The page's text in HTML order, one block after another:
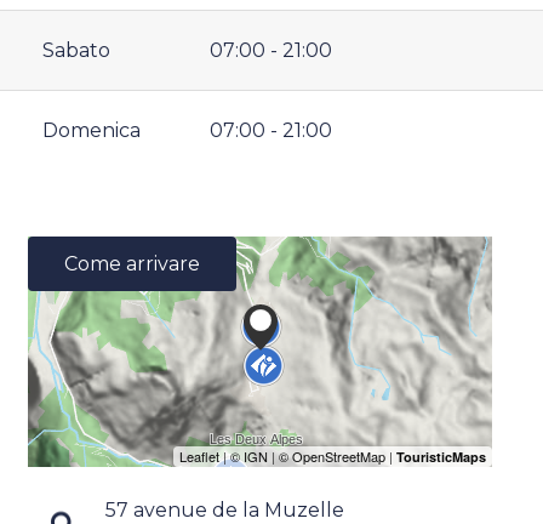
Sabato 07:00 - 21:00
Domenica 07:00 - 21:00
Come arrivare
57 avenue de la Muzelle